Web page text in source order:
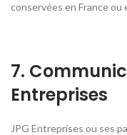
conservées en France ou
7.
Entreprises
JPG Entreprises ou ses